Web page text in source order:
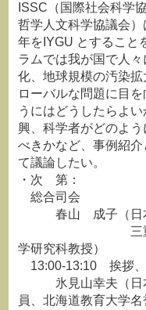
ISSC（国際社会科学
哲学人文科学協議会
年をIYGU とすること
ラムでは我が国で人
化、地球規模の汚染
ローバルな問題に目
うにはどうしたらよ
興、科学者がどのよう
べきかなど、事例紹介
て議論したい。
・次 第：
総合司会
春山 成子（日本
三重大学大
学研究科教授）
13:00-13:10 挨拶、
氷見山幸夫（日本
員、北海道教育大学名